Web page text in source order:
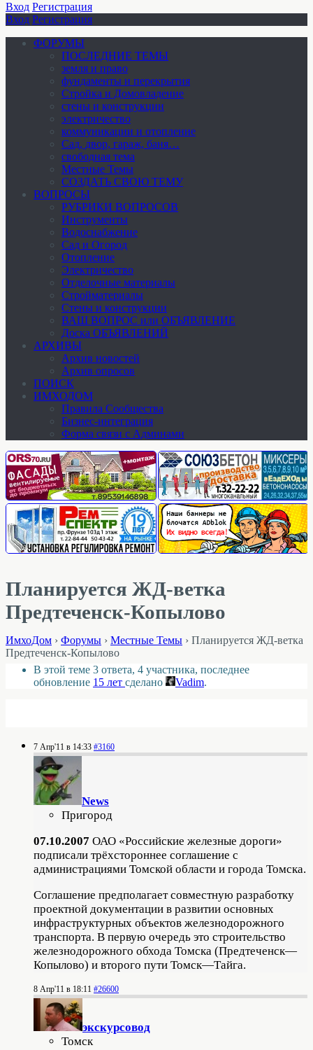
Вход Регистрация
Вход Регистрация
ФОРУМЫ
ПОСЛЕДНИЕ ТЕМЫ
земля и право
фундаменты и перекрытия
Стройка и Домовладение
стены и конструкции
электричество
коммуникации и отопление
Cад, двор, гараж, баня…
свободная тема
Местные Темы
СОЗДАТЬ СВОЮ ТЕМУ
ВОПРОСЫ
РУБРИКИ ВОПРОСОВ
Инструменты
Водоснабжение
Сад и Огород
Отопление
Электричество
Отделочные материалы
Стройматериалы
Стены и конструкции
ВАШ ВОПРОС или ОБЪЯВЛЕНИЕ
Доска ОБЪЯВЛЕНИЙ
АРХИВЫ
Архив новостей
Архив опросов
ПОИСК
ИМХОДОМ
Правила Сообщества
Бизнес-интеграция
Форма связи с Админами
Планируется ЖД-ветка
Предтеченск-Копылово
ИмхоДом › Форумы › Местные Темы › Планируется ЖД-ветка
Предтеченск-Копылово
В этой теме 3 ответа, 4 участника, последнее
обновление 15 лет сделано Vadim.
7 Апр'11 в 14:33 #3160
News
Пригород
07.10.2007 ОАО «Российские железные дороги»
подписали трёхстороннее соглашение с
администрациями Томской области и города Томска.
Соглашение предполагает совместную разработку
проектной документации в развитии основных
инфраструктурных объектов железнодорожного
транспорта. В первую очередь это строительство
железнодорожного обхода Томска (Предтеченск—
Копылово) и второго пути Томск—Тайга.
8 Апр'11 в 18:11 #26600
экскурсовод
Томск